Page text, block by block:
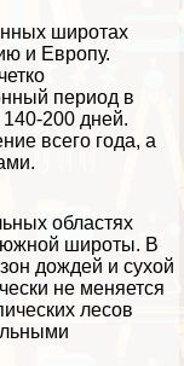
широтах
и Европу.
период в
200 дней.
всего года, а
областях
южной широты. В
дождей и сухой
не меняется
лесов